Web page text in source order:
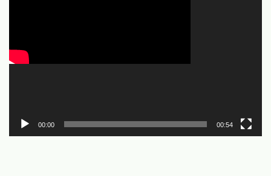
00:00 00:54